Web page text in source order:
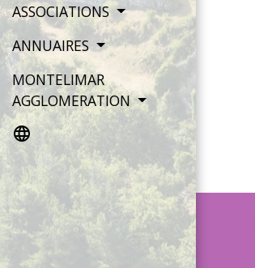
ASSOCIATIONS
ANNUAIRES
MONTELIMAR
AGGLOMERATION
language